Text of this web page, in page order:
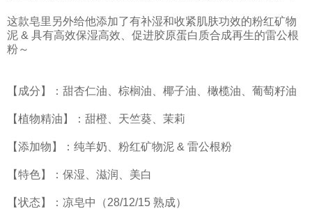
这款皂里另外给他添加了有补湿和收紧肌肤功效的粉红矿物
泥 & 具有高效保湿高效、促进胶原蛋白质合成再生的雷公根
粉～
【成分】：甜杏仁油、棕榈油、椰子油、橄榄油、葡萄籽油
【植物精油】：甜橙、天竺葵、茉莉
【添加物】：纯羊奶、粉红矿物泥 & 雷公根粉
【特色】：保湿、滋润、美白
【状态】：凉皂中（28/12/15 熟成）